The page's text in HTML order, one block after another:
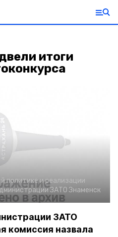
итоги
политике и реализации
ЗАТО Знаменск
ЗАТО
комиссия назвала